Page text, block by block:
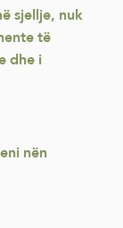
sjellje, nuk
të
dhe i
nën